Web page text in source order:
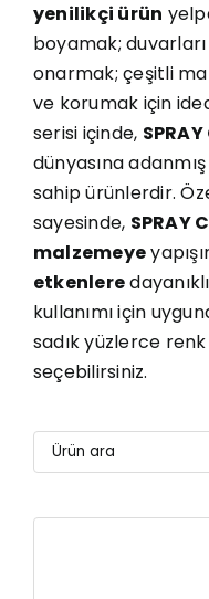
yenilikçi ürün
boyamak;
onarmak; çeşitli
ve korumak için
serisi içinde, SPRAY
dünyasına
sahip ürünlerdir.
sayesinde, SPRAY
malzemeye
etkenlere
kullanımı için
sadık yüzlerce
seçebilirsiniz.